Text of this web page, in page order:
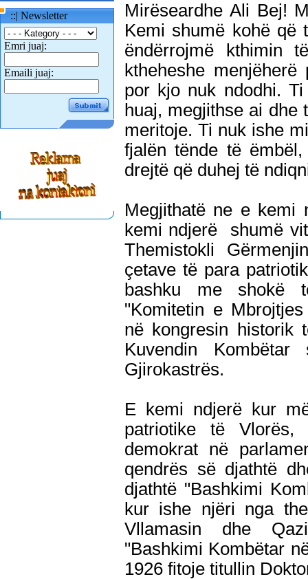
::| Newsletter
Emri juaj:
Emaili juaj:
Mirëseardhe Ali Bej!
Kemi shumë kohë që
ëndërrojmë kthimin
ktheheshe
por kjo nuk ndodhi.
huaj, megjithse ai dhe
meritoje. Ti nuk ishe
fjalën tënde të
drejtë që duhej të
Megjithatë ne e kemi
kemi ndjerë shumë
Themistokli
çetave të para
bashku me shokë
"Komitetin e
në kongresin historik
Kuvendin
Gjirokastrës.
E kemi ndjerë kur
patriotike të Vlorës,
demokrat në
qendrës së djathtë
djathtë "Bashkimi
kur ishe njëri nga
Vllamasin dhe
"Bashkimi Kombëtar
1926 fitoje titullin